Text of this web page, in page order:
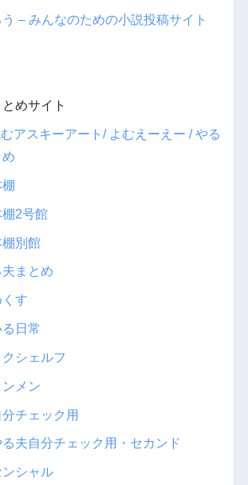
– みんなのための小説投稿サイト
めサイト
アスキーアート/ よむえーえー / やる
棚2号館
棚別館
夫まとめ
くす
る日常
クシェルフ
ンメン
チェック用
る夫自分チェック用・セカンド
ンシャル